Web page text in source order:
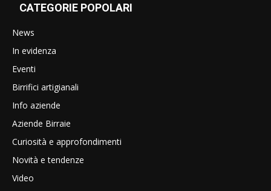
CATEGORIE POPOLARI
News
In evidenza
Eventi
Birrifici artigianali
Info aziende
Aziende Birraie
Curiosità e approfondimenti
Novità e tendenze
Video